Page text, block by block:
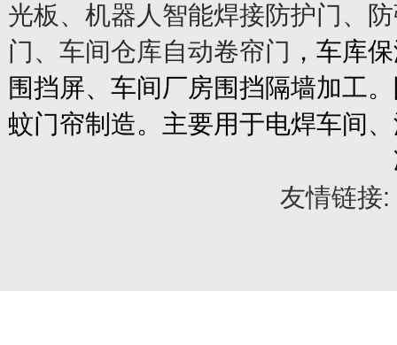
光板、机器人智能焊接防护门、
门、车间仓库自动卷帘门 ，车库
围挡屏、车间厂房围挡隔墙加工
蚊门帘制造。主要用于电焊车间
友情链接: